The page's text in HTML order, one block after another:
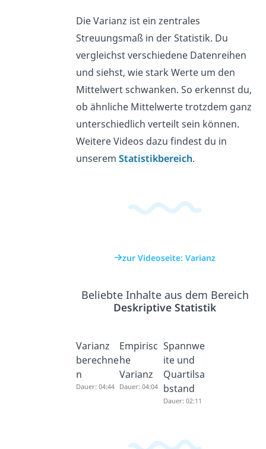
Die Varianz ist ein zentrales
Streuungsmaß in der Statistik. Du
vergleichst verschiedene Datenreihen
und siehst, wie stark Werte um den
Mittelwert schwanken. So erkennst du,
ob ähnliche Mittelwerte trotzdem ganz
unterschiedlich verteilt sein können.
Weitere Videos dazu findest du in
unserem Statistikbereich.
zur Videoseite: Varianz
Beliebte Inhalte aus dem Bereich
Deskriptive Statistik
Varianz
berechne
n
Dauer: 04:44
Empirisc
he
Varianz
Dauer: 04:04
Spannwe
ite und
Quartilsa
bstand
Dauer: 02:11